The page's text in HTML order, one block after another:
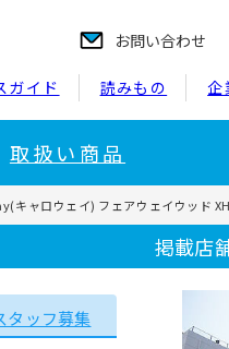
お問い合わせ
ガイド 読みもの 企
取扱い商品
キャロウェイ) フェアウェイウッド
タッフ募集
掲載店